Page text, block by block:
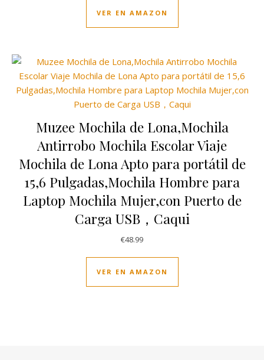
VER EN AMAZON
Muzee Mochila de Lona,Mochila
Antirrobo Mochila Escolar Viaje
Mochila de Lona Apto para portátil de
15,6 Pulgadas,Mochila Hombre para
Laptop Mochila Mujer,con Puerto de
Carga USB，Caqui
€48.99
VER EN AMAZON